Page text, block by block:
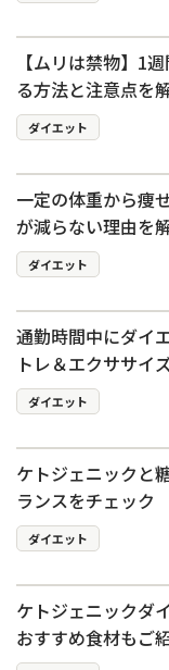
【ムリは禁物】1
る方法と注意点を
ダイエット
一定の体重から痩
が減らない理由を
ダイエット
通勤時間中にダイ
トレ＆エクササイ
ダイエット
ケトジェニックと
ランスをチェック
ダイエット
ケトジェニックダ
おすすめ食材もご